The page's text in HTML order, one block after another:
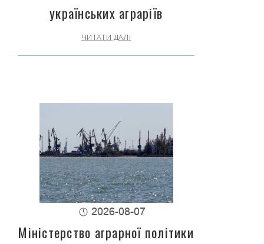
українських аграріїв
ЧИТАТИ ДАЛІ
2026-08-07
Міністерство аграрної політики